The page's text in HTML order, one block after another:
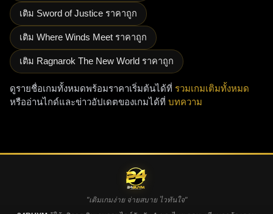
เติม Sword of Justice ราคาถูก
เติม Where Winds Meet ราคาถูก
เติม Ragnarok The New World ราคาถูก
ดูรายชื่อเกมทั้งหมดพร้อมราคาเริ่มต้นได้ที่ รวมเกมเติมทั้งหมด
หรืออ่านไกด์และข่าวอัปเดตของเกมได้ที่ บทความ
"เติมเกมง่าย จ่ายสบาย ไวทันใจ"